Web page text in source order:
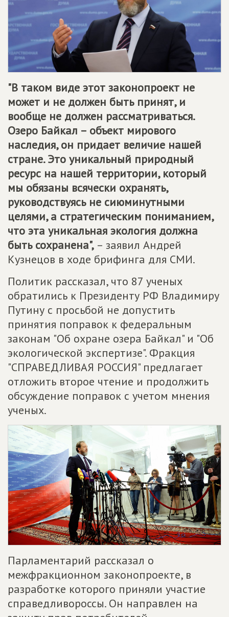
"В таком виде этот законопроект не
может и не должен быть принят, и
вообще не должен рассматриваться.
Озеро Байкал – объект мирового
наследия, он придает величие нашей
стране. Это уникальный природный
ресурс на нашей территории, который
мы обязаны всячески охранять,
руководствуясь не сиюминутными
целями, а стратегическим пониманием,
что эта уникальная экология должна
быть сохранена", – заявил Андрей
Кузнецов в ходе брифинга для СМИ.
Политик рассказал, что 87 ученых
обратились к Президенту РФ Владимиру
Путину с просьбой не допустить
принятия поправок к федеральным
законам "Об охране озера Байкал" и "Об
экологической экспертизе". Фракция
"СПРАВЕДЛИВАЯ РОССИЯ" предлагает
отложить второе чтение и продолжить
обсуждение поправок с учетом мнения
ученых.
Парламентарий рассказал о
межфракционном законопроекте, в
разработке которого приняли участие
справедливороссы. Он направлен на